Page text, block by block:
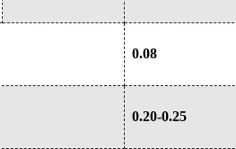
0.08
0.20-0.25